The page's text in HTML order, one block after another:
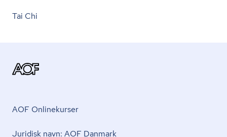
Tai Chi
AOF Onlinekurser
Juridisk navn: AOF Danmark